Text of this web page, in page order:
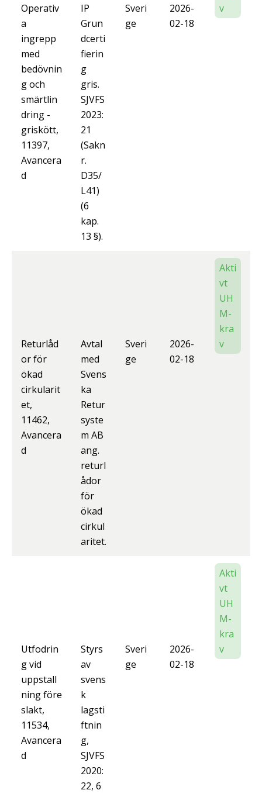
Operativ
a
ingrepp
med
bedövnin
g och
smärtlin
dring -
griskött,
11397,
Avancera
d
IP
Grun
dcerti
fierin
g
gris.
SJVFS
2023:
21
(Sakn
r.
D35/
L41)
(6
kap.
13 §).
Sveri
ge
2026-
02-18
v
Returlåd
or för
ökad
cirkularit
et,
11462,
Avancera
d
Avtal
med
Svens
ka
Retur
syste
m AB
ang.
returl
ådor
för
ökad
cirkul
aritet.
Sveri
ge
2026-
02-18
Akti
vt
UH
M-
kra
v
Utfodrin
g vid
uppstall
ning före
slakt,
11534,
Avancera
d
Styrs
av
svens
k
lagsti
ftnin
g,
SJVFS
2020:
22, 6
Sveri
ge
2026-
02-18
Akti
vt
UH
M-
kra
v